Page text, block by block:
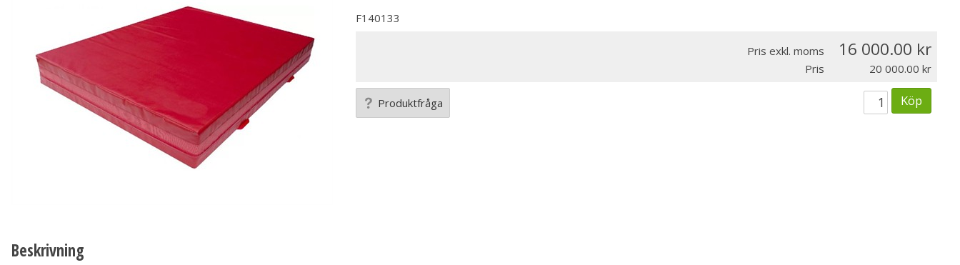
F140133
Pris exkl. moms 16 000.00
Pris 20 000.00
Produktfråga Köp
Beskrivning